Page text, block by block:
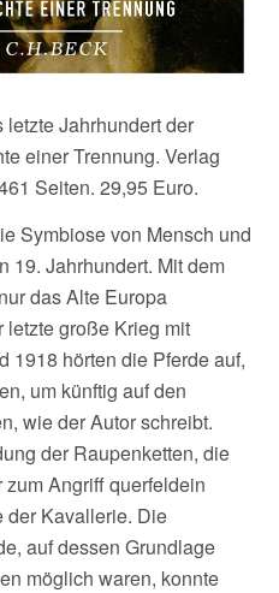
Jahrhundert der
einer Trennung. Verlag
Seiten. 29,95 Euro.
Symbiose von Mensch und
19. Jahrhundert. Mit dem
das Alte Europa
letzte große Krieg mit
1918 hörten die Pferde auf,
um künftig auf den
wie der Autor schreibt.
der Raupenketten, die
Angriff querfeldein
der Kavallerie. Die
auf dessen Grundlage
möglich waren, konnte